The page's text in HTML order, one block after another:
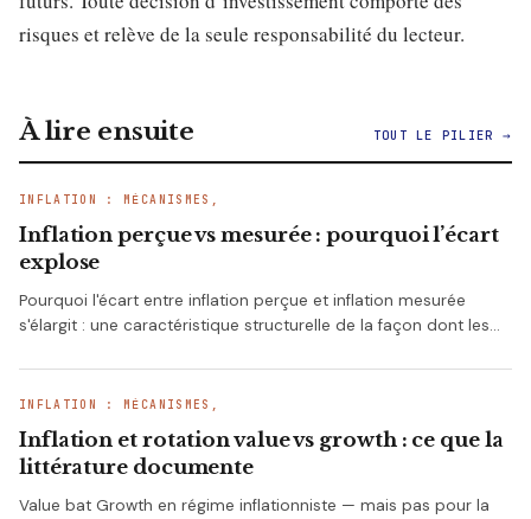
risques et relève de la seule responsabilité du lecteur.
À lire ensuite TOUT LE PILIER →
INFLATION : MÉCANISMES,
Inflation perçue vs mesurée : pourquoi l’écart
explose
Pourquoi l'écart entre inflation perçue et inflation mesurée
s'élargit : une caractéristique structurelle de la façon dont les…
INFLATION : MÉCANISMES,
Inflation et rotation value vs growth : ce que la
littérature documente
Value bat Growth en régime inflationniste — mais pas pour la